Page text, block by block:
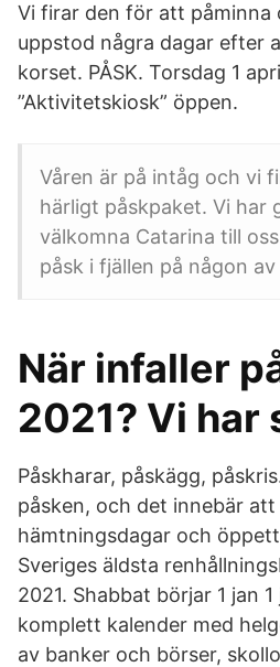
Vi firar den för att påminna
uppstod några dagar efter
korset. PÅSK. Torsdag 1
”Aktivitetskiosk” öppen.
Våren är på intåg och vi
härligt påskpaket. Vi har
välkomna Catarina till
påsk i fjällen på någon
När infaller
2021? Vi har
Påskharar, påskägg,
påsken, och det innebär att
hämtningsdagar och
Sveriges äldsta
2021. Shabbat börjar 1 jan
komplett kalender med
av banker och börser,